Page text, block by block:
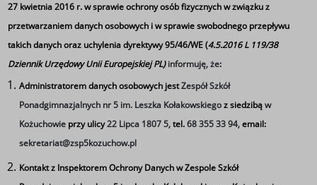
2TLI, którzy też się sprawdzili w pomocy do
przygotowania konkursu. Podobnie jak uczeń klasy o
kierunku technik informatyk 4TLI - Sławek Trubiłowicz,
który utworzył aplikację zliczającą punkty uczestników!!!
Poniżej składy wszystkich drużyn w zwycięskiej kolejności:
1 miejsce: WEBMASTERZY (Katolickie Gimnazjum nr 1 w
Nowej Soli):
Kiraga Janm Patelka Bartłomiej, Irzykiewicz Jędrzej,
27 kwietnia 2016 r. w sprawie ochrony osób fizycznych w związku z
przetwarzaniem danych osobowych i w sprawie swobodnego przepływu
takich danych oraz uchylenia dyrektywy 95/46/WE (4.5.2016 L 119/38
Dziennik Urzędowy Unii Europejskiej PL)informuję, że:
Administratorem danych osobowych jestZespół Szkół
Ponadgimnazjalnych nr 5 im. Leszka Kołakowskiegoz siedzibąw
Kożuchowie przy ulicy22 Lipca 1807 5,tel.68 355 33 94,email:
sekretariat@zsp5kozuchow.pl
Kontakt z Inspektorem Ochrony Danych w Zespole Szkół